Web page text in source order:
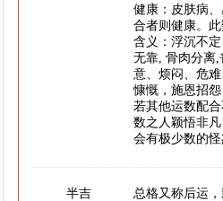
健康：皮肤病
合者则健康。此
含义：浮沉不
无靠, 骨肉分离
意、烦闷、危
慷慨，施恩招怨
若其他运数配
数之人颖悟非
会有极少数的怪
半吉
总格又称后运